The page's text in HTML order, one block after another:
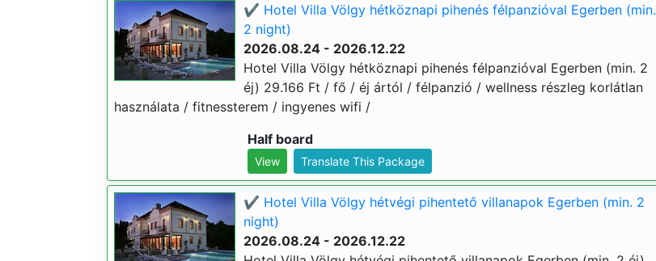
✔️ Hotel Villa Völgy hétköznapi pihenés félpanzióval Egerben (min.
2 night)
2026.08.24 - 2026.12.22
Hotel Villa Völgy hétköznapi pihenés félpanzióval Egerben (min. 2
éj) 29.166 Ft / fő / éj ártól / félpanzió / wellness részleg korlátlan
használata / fitnessterem / ingyenes wifi /
Half board
View Translate This Package
✔️ Hotel Villa Völgy hétvégi pihentető villanapok Egerben (min. 2
night)
2026.08.24 - 2026.12.22